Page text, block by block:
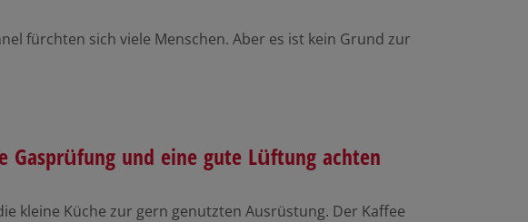
fürchten sich viele Menschen. Aber es ist kein Grund zur
Gasprüfung und eine gute Lüftung achten
kleine Küche zur gern genutzten Ausrüstung. Der Kaffee